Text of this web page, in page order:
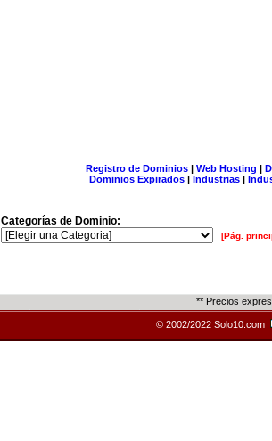
Registro de Dominios| Web Hosting |
Dominios Expirados | Industrias |
Categorías de Dominio:
[Pág.
** Precios
© 2002/2022 Solo10.com